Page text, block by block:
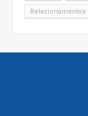
Relacionamentos